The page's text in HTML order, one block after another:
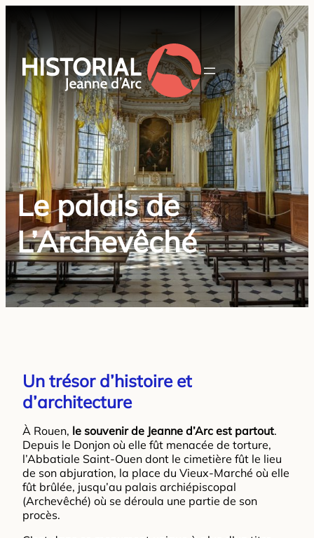
Le palais de
L’Archevêché
Un trésor d’histoire et
d’architecture
À Rouen, le souvenir de Jeanne d’Arc est partout.
Depuis le Donjon où elle fût menacée de torture,
l’Abbatiale Saint-Ouen dont le cimetière fût le lieu
de son abjuration, la place du Vieux-Marché où elle
fût brûlée, jusqu’au palais archiépiscopal
(Archevêché) où se déroula une partie de son
procès.